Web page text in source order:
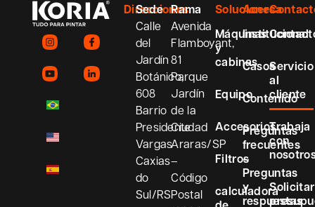
Direcciones
Sede
Calle
del
Jardín
Botánico,
608
Barrio
Presidente
Vargas
Caxias
do
Sul/RS
Rama
Avenida
Flamboyant,
81
Parque
Jardín
de la
Ciudad
Araras/SP
–
Código
Postal
Soluciones
Máquinas
y
cabinas
Equipo
Accesorios
Filtros
calculadora
Acerca
Institucional
Casos
Contenido
Preguntas
frecuentes
–
Preguntas
y
respuestas
Servicio
al
cliente
Trabaja
con
Solicitar